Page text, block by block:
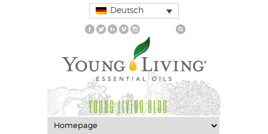
Deutsch
YOUNG LIVING BLOG